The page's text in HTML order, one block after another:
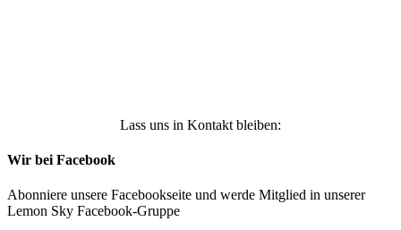
Lass uns in Kontakt bleiben:
Wir bei Facebook
Abonniere unsere Facebookseite und werde Mitglied in unserer
Lemon Sky Facebook-Gruppe